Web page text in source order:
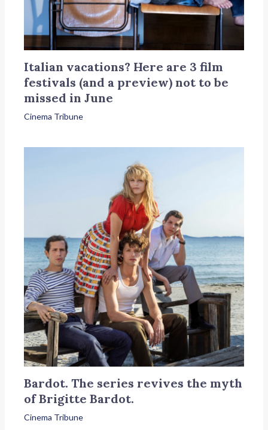
Italian vacations? Here are 3 film
festivals (and a preview) not to be
missed in June
Cinema Tribune
Bardot. The series revives the myth
of Brigitte Bardot.
Cinema Tribune